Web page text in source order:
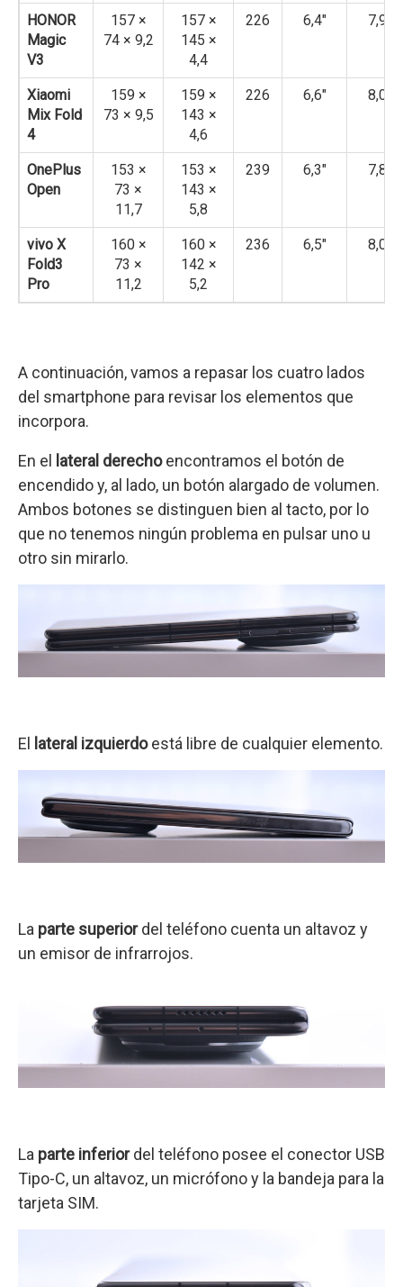
HONOR
Magic
V3
157 ×
74 × 9,2
157 ×
145 ×
4,4
226 6,4″ 7,9″
Xiaomi
Mix Fold
4
159 ×
73 × 9,5
159 ×
143 ×
4,6
226 6,6″ 8,0″
OnePlus
Open
153 ×
73 ×
11,7
153 ×
143 ×
5,8
239 6,3″ 7,8″
vivo X
Fold3
Pro
160 ×
73 ×
11,2
160 ×
142 ×
5,2
236 6,5″ 8,0″
A continuación, vamos a repasar los cuatro lados
del smartphone para revisar los elementos que
incorpora.
En el lateral derechoencontramos el botón de
encendido y, al lado, un botón alargado de volumen.
Ambos botones se distinguen bien al tacto, por lo
que no tenemos ningún problema en pulsar uno u
otro sin mirarlo.
El lateral izquierdoestá libre de cualquier elemento.
La parte superiordel teléfono cuenta un altavoz y
un emisor de infrarrojos.
La parte inferiordel teléfono posee el conector USB
Tipo-C, un altavoz, un micrófono y la bandeja para la
tarjeta SIM.